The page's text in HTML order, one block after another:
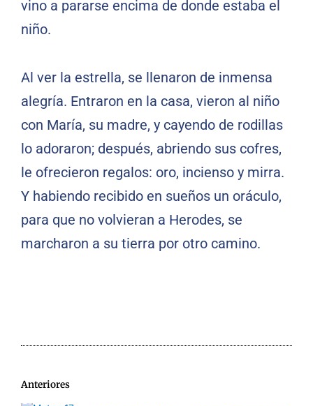
vino a pararse encima de donde estaba el
niño.
Al ver la estrella, se llenaron de inmensa
alegría. Entraron en la casa, vieron al niño
con María, su madre, y cayendo de rodillas
lo adoraron; después, abriendo sus cofres,
le ofrecieron regalos: oro, incienso y mirra.
Y habiendo recibido en sueños un oráculo,
para que no volvieran a Herodes, se
marcharon a su tierra por otro camino.
Anteriores